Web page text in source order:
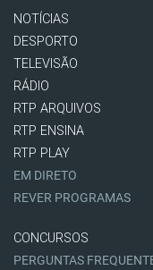
NOTÍCIAS
DESPORTO
TELEVISÃO
RÁDIO
RTP ARQUIVOS
RTP ENSINA
RTP PLAY
EM DIRETO
REVER PROGRAMAS
CONCURSOS
PERGUNTAS